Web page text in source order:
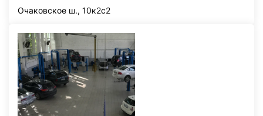
Очаковское ш., 10к2с2